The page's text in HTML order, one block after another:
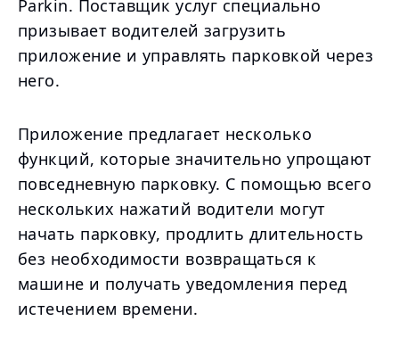
Parkin. Поставщик услуг специально
призывает водителей загрузить
приложение и управлять парковкой через
него.
Приложение предлагает несколько
функций, которые значительно упрощают
повседневную парковку. С помощью всего
нескольких нажатий водители могут
начать парковку, продлить длительность
без необходимости возвращаться к
машине и получать уведомления перед
истечением времени.